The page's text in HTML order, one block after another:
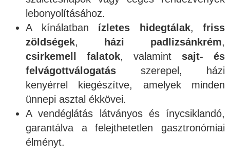
lebonyolításához.
A kínálatban ízletes hidegtálak, friss
zöldségek, házi padlizsánkrém,
csirkemell falatok, valamint sajt- és
felvágottválogatás szerepel, házi
kenyérrel kiegészítve, amelyek minden
ünnepi asztal ékkövei.
A vendéglátás látványos és ínycsiklandó,
garantálva a felejthetetlen gasztronómiai
élményt.